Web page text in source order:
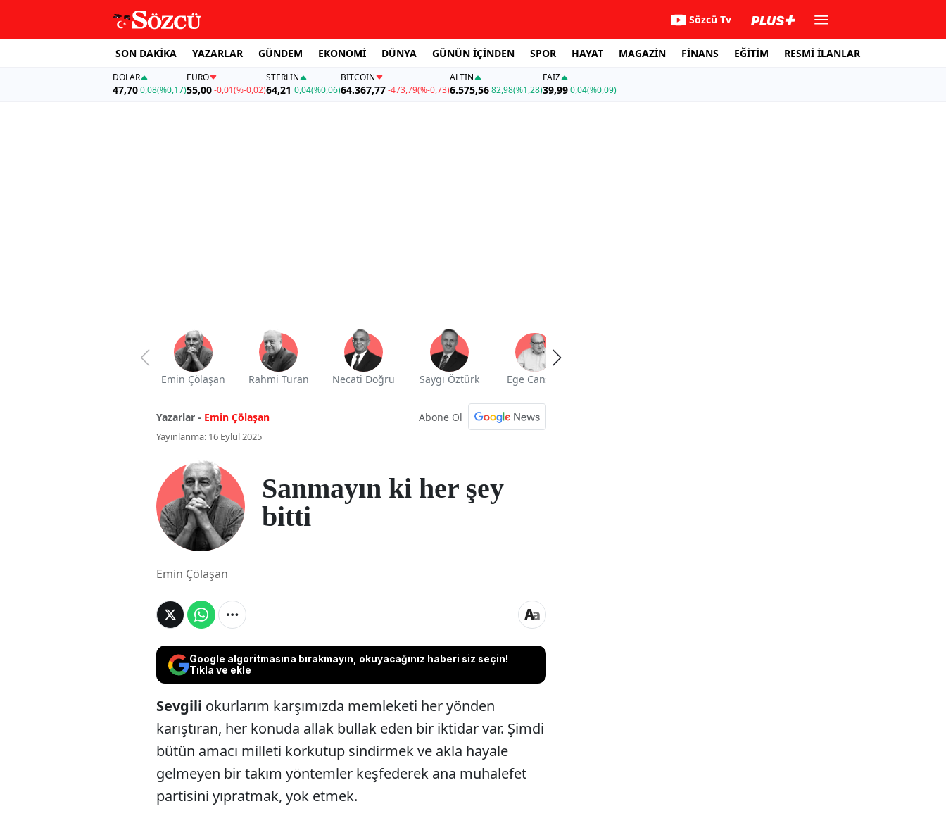
Sözcü Tv
SON DAKİKA YAZARLAR GÜNDEM EKONOMİ DÜNYA GÜNÜN İÇİNDEN SPOR HAYAT MAGAZİN FİNANS EĞİTİM RESMİ İLANLAR
DOLAR
47,700,08(%0,17)
EURO
55,00 -0,01(%-0,02)
STERLIN
64,21 0,04(%0,06)
BITCOIN
64.367,77-473,79(%-0,73)
ALTIN
6.575,5682,98(%1,28)
FAİZ
39,990,04(%0,09)
Emin Çölaşan Rahmi Turan Necati Doğru Saygı Öztürk Ege Cansen
Yazarlar - Emin Çölaşan Abone Ol
Yayınlanma: 16 Eylül 2025
Sanmayın ki her şey
bitti
Emin Çölaşan
Google algoritmasına bırakmayın, okuyacağınız haberi siz seçin!
Tıkla ve ekle
Sevgili okurlarım karşımızda memleketi her yönden
karıştıran, her konuda allak bullak eden bir iktidar var. Şimdi
bütün amacı milleti korkutup sindirmek ve akla hayale
gelmeyen bir takım yöntemler keşfederek ana muhalefet
partisini yıpratmak, yok etmek.